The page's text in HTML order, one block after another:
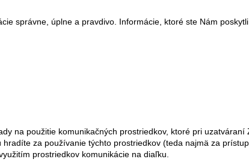
správne, úplne a pravdivo. Informácie, ktoré ste Nám
na použitie komunikačných prostriedkov, ktoré pri
za používanie týchto prostriedkov (teda najmä za
prostriedkov komunikácie na diaľku.